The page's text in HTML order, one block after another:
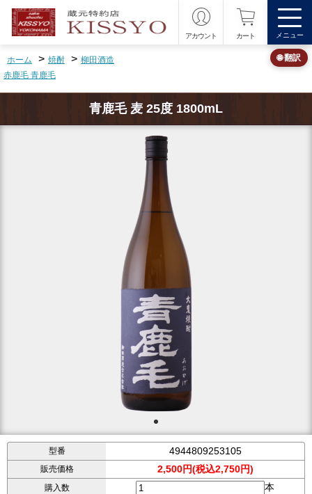
アカウント カート メニュー
ホーム > 焼酎 > 柳田酒造
赤鹿毛 青鹿毛
青鹿毛 麦 25度 1800mL
型番 4944809253105
販売価格 2,500円(税込2,750円)
購入数 本
🌐 翻訳